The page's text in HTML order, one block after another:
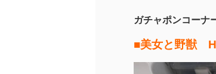
ガチャポンコー
■美女と野獣